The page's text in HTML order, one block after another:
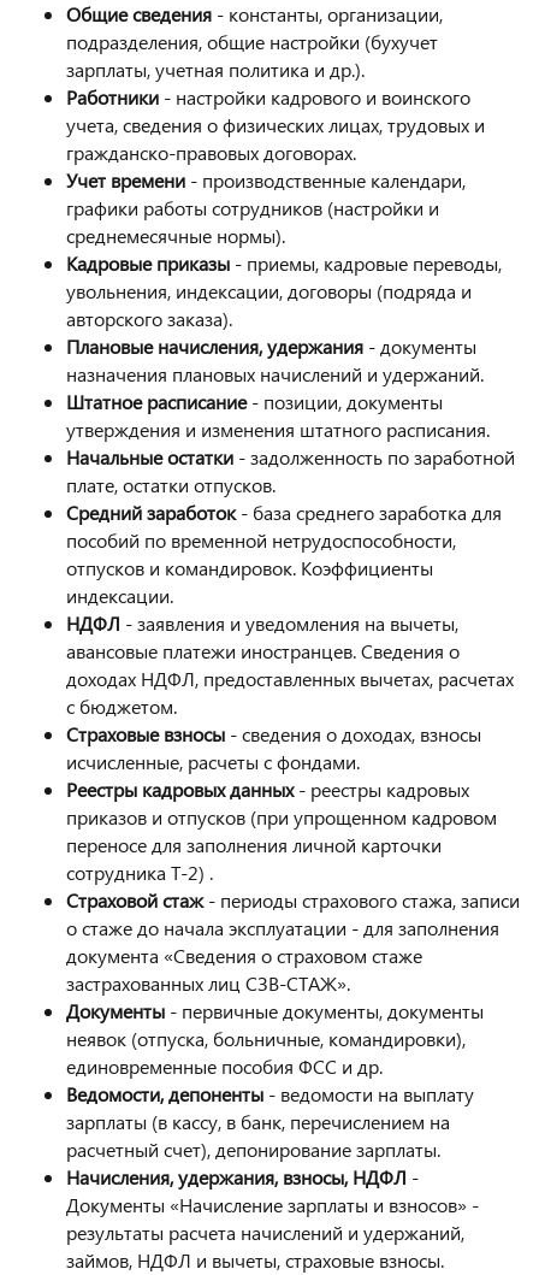
Общие сведения - константы, организации,
подразделения, общие настройки (бухучет
зарплаты, учетная политика и др.).
Работники - настройки кадрового и воинского
учета, сведения о физических лицах, трудовых и
гражданско-правовых договорах.
Учет времени - производственные календари,
графики работы сотрудников (настройки и
среднемесячные нормы).
Кадровые приказы - приемы, кадровые переводы,
увольнения, индексации, договоры (подряда и
авторского заказа).
Плановые начисления, удержания - документы
назначения плановых начислений и удержаний.
Штатное расписание- позиции, документы
утверждения и изменения штатного расписания.
Начальные остатки - задолженность по заработной
плате, остатки отпусков.
Средний заработок- база среднего заработка для
пособий по временной нетрудоспособности,
отпусков и командировок. Коэффициенты
индексации.
НДФЛ - заявления и уведомления на вычеты,
авансовые платежи иностранцев. Сведения о
доходах НДФЛ, предоставленных вычетах, расчетах
с бюджетом.
Страховые взносы - сведения о доходах, взносы
исчисленные, расчеты с фондами.
Реестры кадровых данных- реестры кадровых
приказов и отпусков (при упрощенном кадровом
переносе для заполнения личной карточки
сотрудника Т-2) .
Страховой стаж- периоды страхового стажа, записи
о стаже до начала эксплуатации - для заполнения
документа «Сведения о страховом стаже
застрахованных лиц СЗВ-СТАЖ».
Документы - первичные документы, документы
неявок (отпуска, больничные, командировки),
единовременные пособия ФСС и др.
Ведомости, депоненты - ведомости на выплату
зарплаты (в кассу, в банк, перечислением на
расчетный счет), депонирование зарплаты.
Начисления, удержания, взносы, НДФЛ -
Документы «Начисление зарплаты и взносов» -
результаты расчета начислений и удержаний,
займов, НДФЛ и вычеты, страховые взносы.